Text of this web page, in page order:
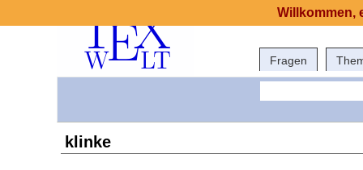
Fragen
klinke
Willkommen,